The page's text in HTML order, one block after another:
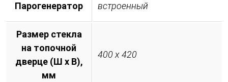
Парогенератор встроенный
Размер стекла
на топочной
дверце (Ш х В),
мм
400 х 420